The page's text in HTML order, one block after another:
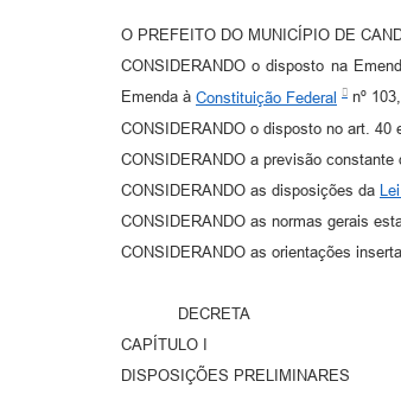
O PREFEITO DO MUNICÍPIO DE
CONSIDERANDO o disposto na
Emenda à Constituição Federal
nº
CONSIDERANDO o disposto no art. 40
CONSIDERANDO a previsão constante
CONSIDERANDO as disposições da
CONSIDERANDO as normas gerais
CONSIDERANDO as orientações
DECRETA
CAPÍTULO I
DISPOSIÇÕES PRELIMINARES